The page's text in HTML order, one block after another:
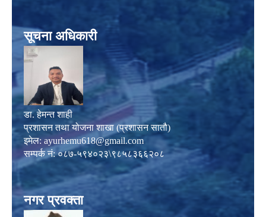
सूचना अधिकारी
डा. हेमन्त शाही
प्रशासन तथा योजना शाखा (प्रशासन सातौ)
इमेल: ayurhemu618@gmail.com
सम्पर्क नं: ०८७-५९४०२३\९८५८३६६२०८
नगर प्रवक्ता